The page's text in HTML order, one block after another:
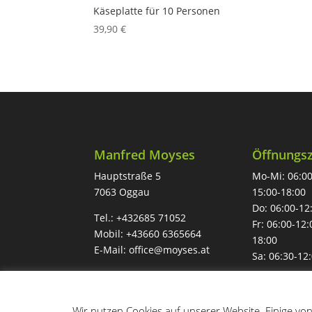
Käseplatte für 10 Personen
39,90€
Manfred Moyses
Hauptstraße 5
7063 Oggau
Tel.: +432685 71052
Mobil: +43660 6365664
E-Mail: office@moyses.at
Mo-Mi:
15:00-18:00
Do: 06:00-
Fr: 06:00-
18:00
Sa: 06:30-